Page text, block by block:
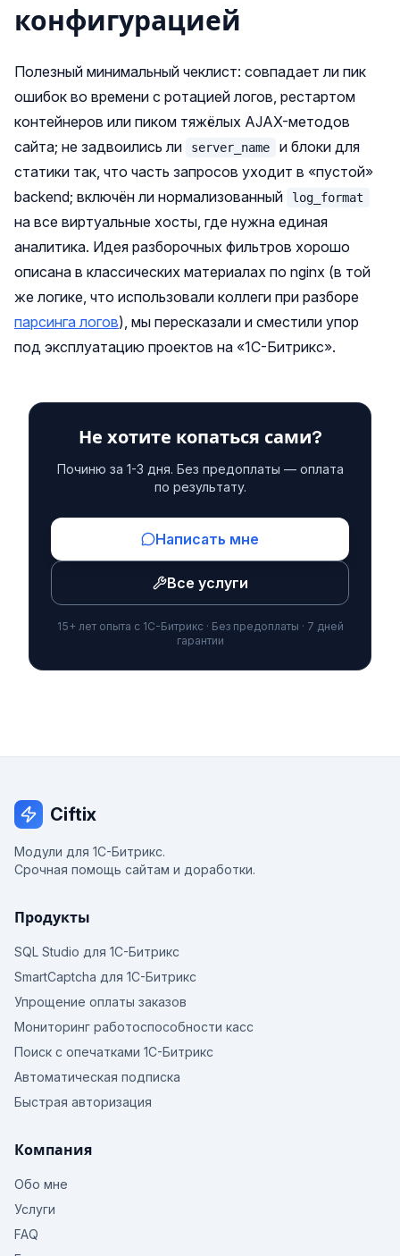
конфигурацией
Полезный минимальный чеклист: совпадает ли пик
ошибок во времени с ротацией логов, рестартом
контейнеров или пиком тяжёлых AJAX-методов
сайта; не задвоились ли
server_name
и блоки для
статики так, что часть запросов уходит в «пустой»
backend; включён ли нормализованный
log_format
на все виртуальные хосты, где нужна единая
аналитика. Идея разборочных фильтров хорошо
описана в классических материалах по nginx (в той
же логике, что использовали коллеги при разборе
парсинга логов), мы пересказали и сместили упор
под эксплуатацию проектов на «1С-Битрикс».
Не хотите копаться сами?
Починю за 1-3 дня. Без предоплаты — оплата
по результату.
Написать мне
Все услуги
15+ лет опыта с 1С-Битрикс · Без предоплаты · 7 дней
гарантии
Ciftix
Модули для 1С-Битрикс.
Срочная помощь сайтам и доработки.
Продукты
SQL Studio для 1С-Битрикс
SmartCaptcha для 1С-Битрикс
Упрощение оплаты заказов
Мониторинг работоспособности касс
Поиск с опечатками 1С-Битрикс
Автоматическая подписка
Быстрая авторизация
Компания
Обо мне
Услуги
FAQ